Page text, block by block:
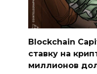
Blockchain
ставку на
миллионов